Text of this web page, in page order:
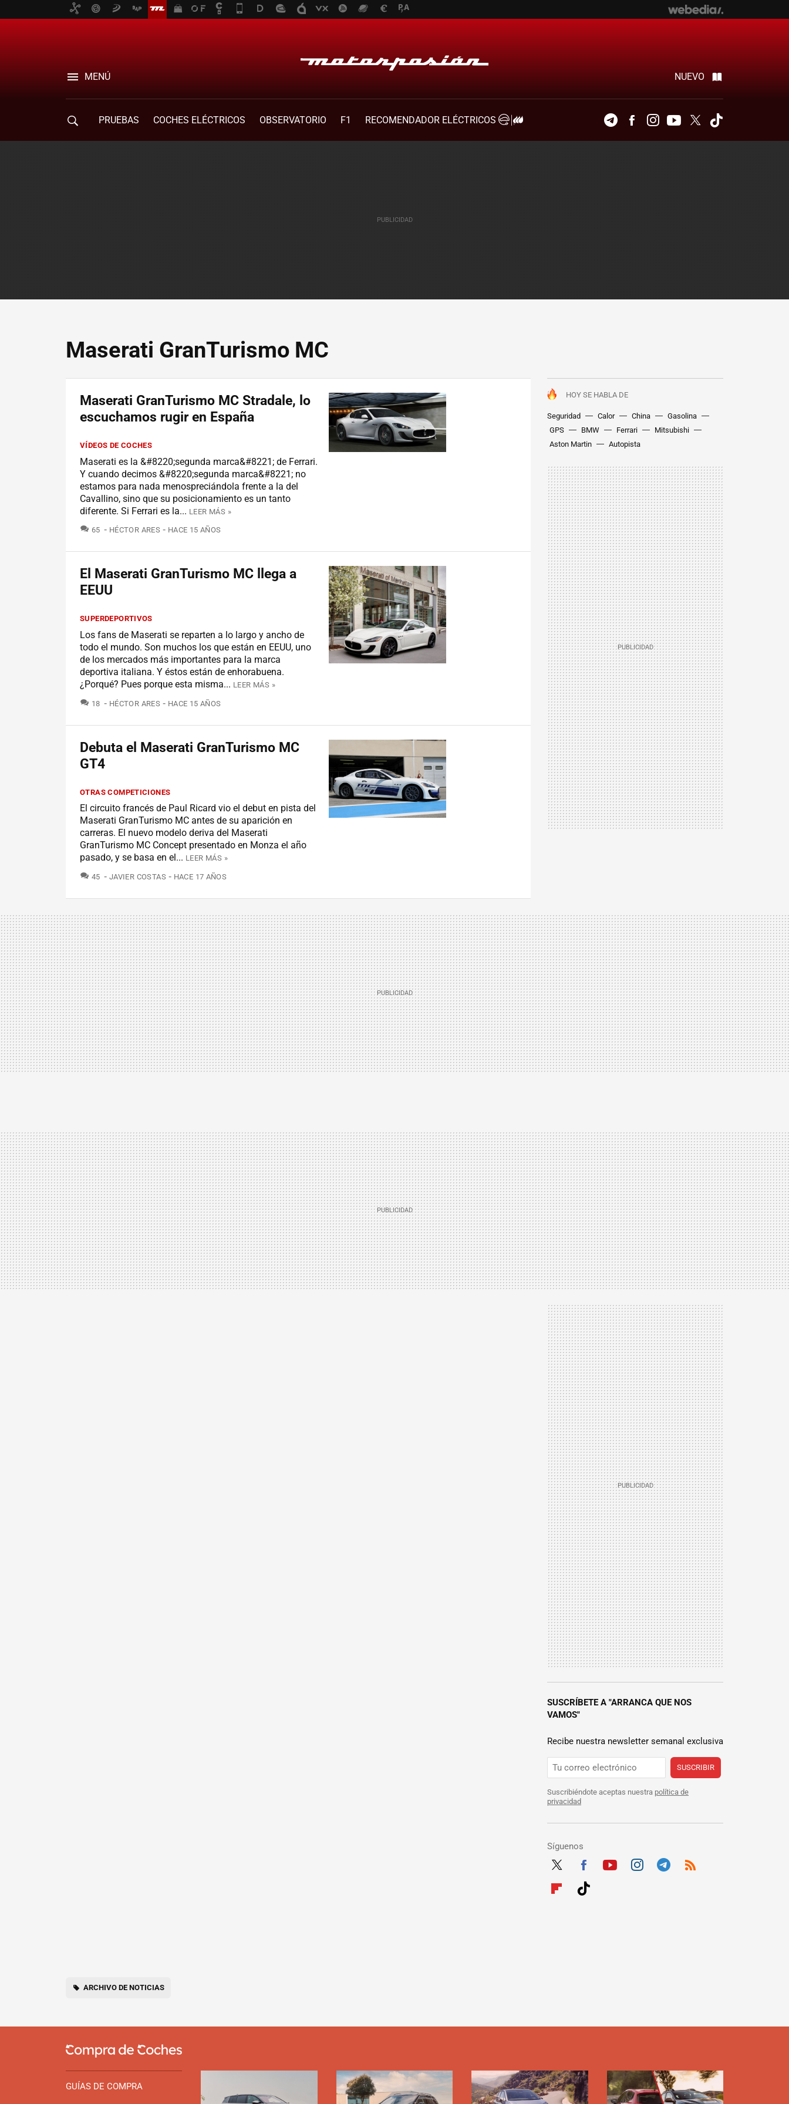
MENÚ NUEVO
PRUEBAS COCHES ELÉCTRICOS OBSERVATORIO F1
RECOMENDADOR ELÉCTRICOS
TelegramFacebookInstagramYoutubeTwitter
Maserati GranTurismo MC
HOY SE HABLA DE
Seguridad Calor China
Gasolina
GPS
BMW Ferrari
Mitsubishi
Aston Martin
Autopista
Maserati GranTurismo MC Stradale, lo
escuchamos rugir en España
VÍDEOS DE COCHES
Maserati es la &#8220;segunda marca&#8221; de Ferrari.
Y cuando decimos &#8220;segunda marca&#8221; no
estamos para nada menospreciándola frente a la del
Cavallino, sino que su posicionamiento es un tanto
diferente. Si Ferrari es la... LEER MÁS »
65 COMENTARIOS
HÉCTOR ARES HACE 15 AÑOS
El Maserati GranTurismo MC llega a
EEUU
SUPERDEPORTIVOS
Los fans de Maserati se reparten a lo largo y ancho de
todo el mundo. Son muchos los que están en EEUU, uno
de los mercados más importantes para la marca
deportiva italiana. Y éstos están de enhorabuena.
¿Porqué? Pues porque esta misma... LEER MÁS »
18 COMENTARIOS
HÉCTOR ARES HACE 15 AÑOS
Debuta el Maserati GranTurismo MC
GT4
OTRAS COMPETICIONES
El circuito francés de Paul Ricard vio el debut en pista del
Maserati GranTurismo MC antes de su aparición en
carreras. El nuevo modelo deriva del Maserati
GranTurismo MC Concept presentado en Monza el año
pasado, y se basa en el... LEER MÁS »
45 COMENTARIOS
JAVIER COSTAS HACE 17 AÑOS
SUSCRÍBETE A "ARRANCA QUE NOS
VAMOS"
Recibe nuestra newsletter semanal exclusiva
SUSCRIBIR
Suscribiéndote aceptas nuestra política de
privacidad
Síguenos
Twit
Fac
ARCHIVO DE NOTICIAS
GUÍAS DE COMPRA